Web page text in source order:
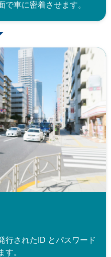
車に密着させます。
行されたID とパスワード
す。